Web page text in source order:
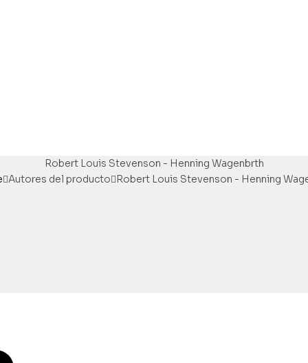
Robert Louis Stevenson - Henning Wagenbrth
Autores del producto Robert Louis Stevenson - Henning